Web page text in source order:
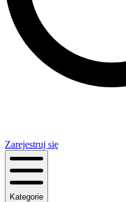
Zarejestruj się
Kategorie